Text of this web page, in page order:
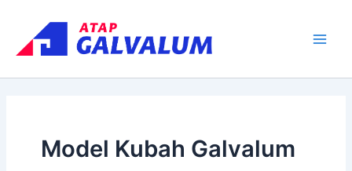
content
Model Kubah Galvalum